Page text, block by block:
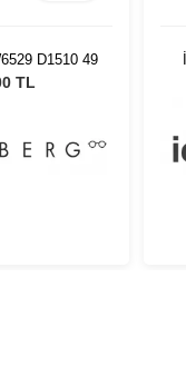
D1510 49
TL